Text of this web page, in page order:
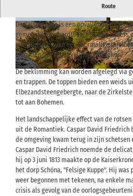
© Britta Prema Hirschburger |CC-BY-SA
© TVSSW, Hans Fineart |CC-BY-NC-ND © via
-Kabinett,
n,
Route
Ruige tafelberg in Schöna - een
De Kaiserkrone is een opvallende
gemeente Reinhardtsdorf-Schöna. Het is
overblijfselen van een voormalige
afzonderlijk toegankelijke rotspieken.
De beklimming kan worden afgelegd via
en trappen. De toppen bieden een weids
Elbezandsteengebergte, naar de
tot aan Bohemen.
Het landschappelijke effect van de
uit de Romantiek. Caspar David
de omgeving kwam terug in zijn
Caspar David Friedrich noemde de
hij op 3 juni 1813 maakte op de
het dorp Schöna, "Felsige Kuppe". Hij
weer begonnen met tekenen, na enkele
crisis als gevolg van de